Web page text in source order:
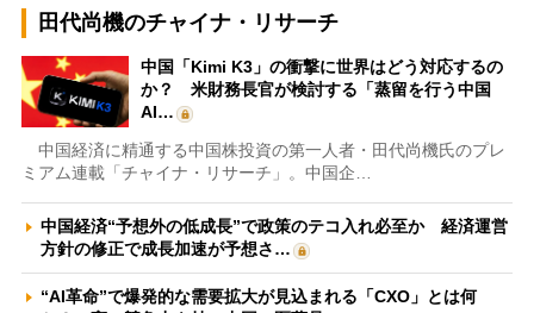
田代尚機のチャイナ・リサーチ
中国「Kimi K3」の衝撃に世界はどう対応するの
か？ 米財務長官が検討する「蒸留を行う中国
AI…
中国経済に精通する中国株投資の第一人者・田代尚機氏のプレ
ミアム連載「チャイナ・リサーチ」。中国企…
中国経済“予想外の低成長”で政策のテコ入れ必至か 経済運営
方針の修正で成長加速が予想さ…
“AI革命”で爆発的な需要拡大が見込まれる「CXO」とは何